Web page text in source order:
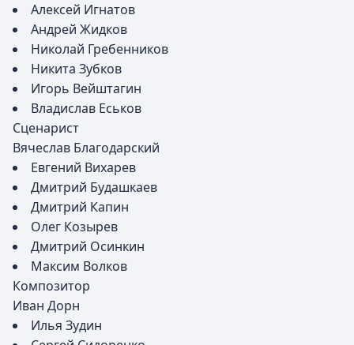
Алексей Игнатов
Андрей Жидков
Николай Гребенников
Никита Зубков
Игорь Вейштагин
Владислав Еськов
Сценарист
Вячеслав Благодарский
Евгений Вихарев
Дмитрий Будашкаев
Дмитрий Капин
Олег Козырев
Дмитрий Осинкин
Максим Волков
Композитор
Иван Дорн
Илья Зудин